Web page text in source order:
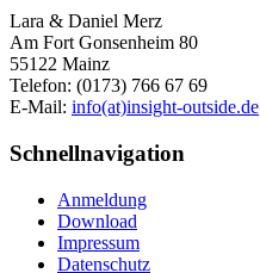
Lara & Daniel Merz
Am Fort Gonsenheim 80
55122 Mainz
Telefon: (0173) 766 67 69
E-Mail: info(at)insight-outside.de
Schnellnavigation
Anmeldung
Download
Impressum
Datenschutz